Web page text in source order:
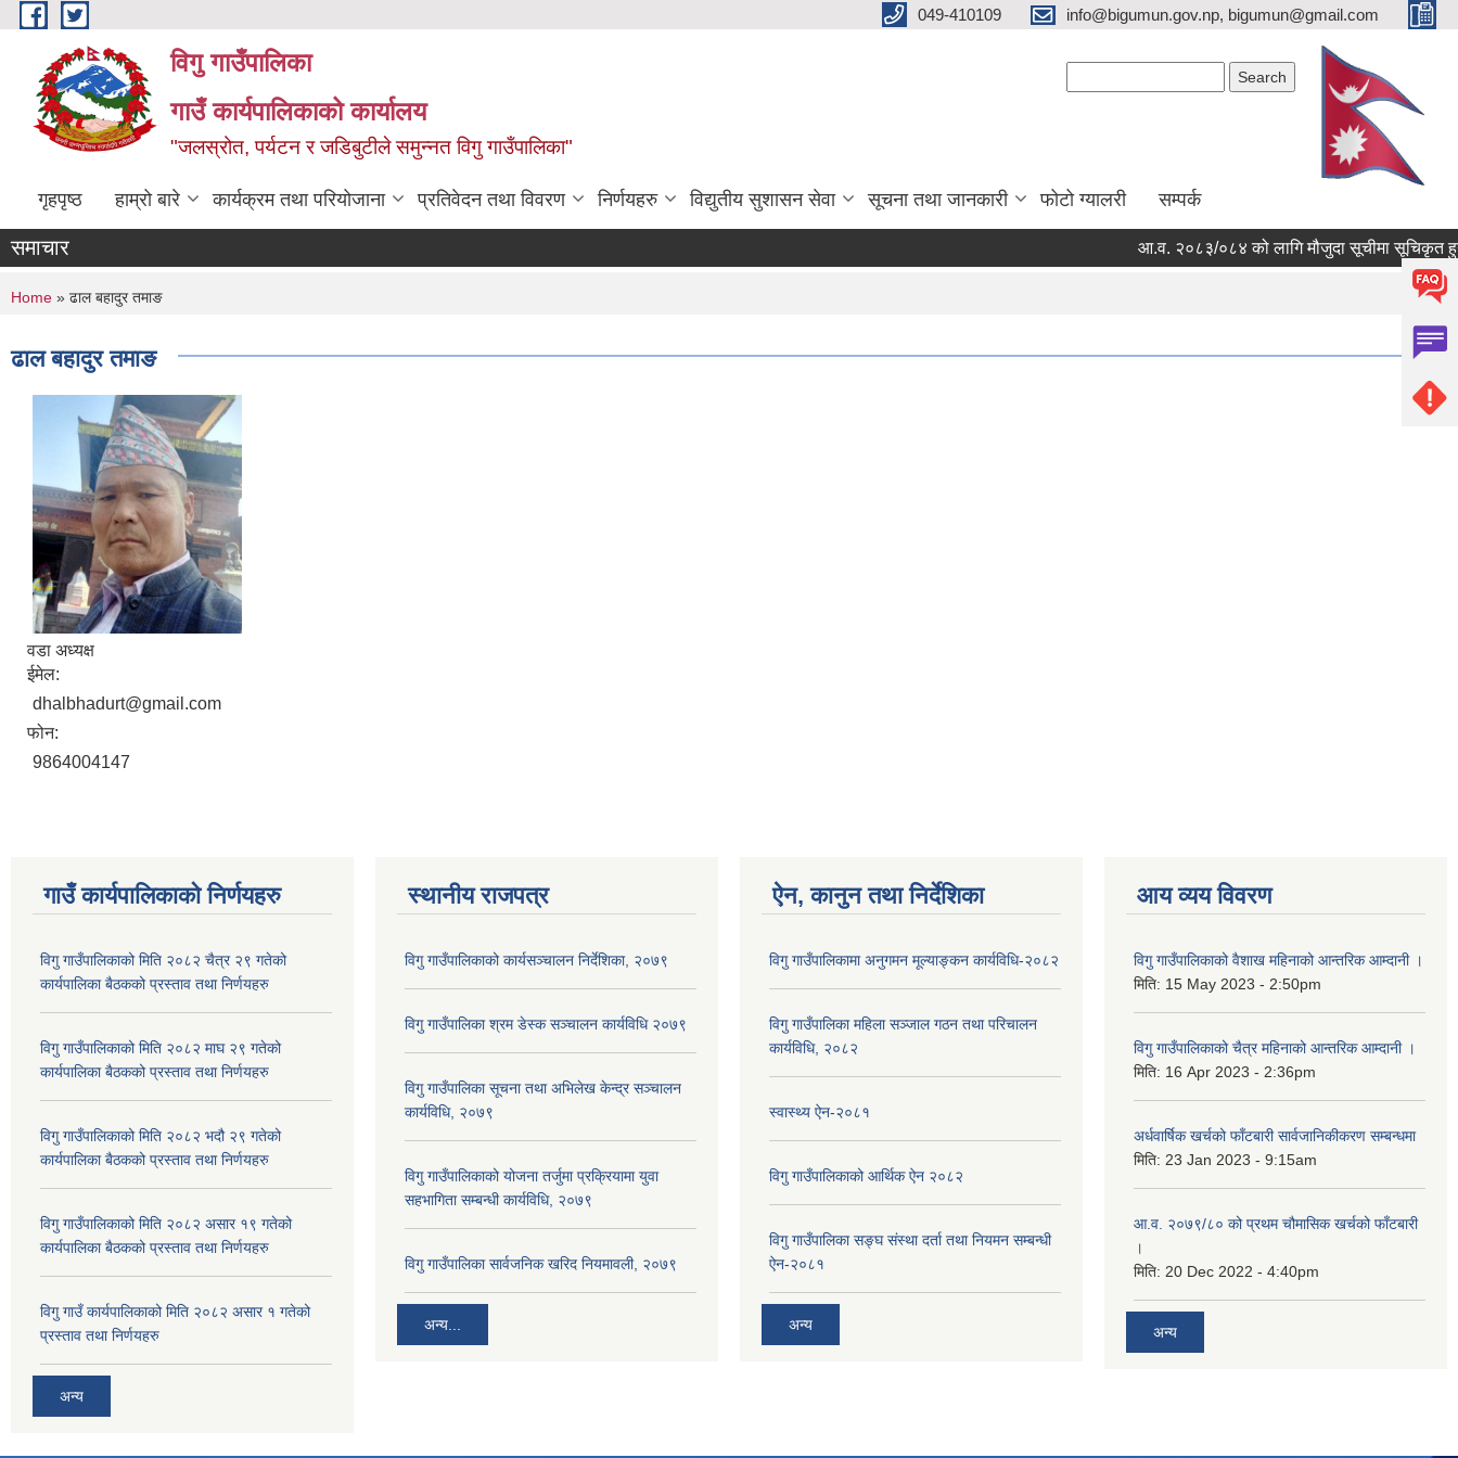
Skip to main content 049-410109 info@bigumun.gov.np, bigumun@gmail.com
विगु गाउँपालिका
गाउँ कार्यपालिकाको कार्यालय
"जलस्रोत, पर्यटन र जडिबुटीले समुन्नत विगु गाउँपालिका"
गृहपृष्ठ हाम्रो बारे कार्यक्रम तथा परियोजाना प्रतिवेदन तथा विवरण निर्णयहरु विद्युतीय सुशासन सेवा सूचना तथा जानकारी फोटो ग्यालरी सम्पर्क
समाचार आ.व. २०८३/०८४ को लागि मौजुदा सूचीमा सूचिकृत हुने
You are here
Home » ढाल बहादुर तमाङ
ढाल बहादुर तमाङ
वडा अध्यक्ष
ईमेल:
dhalbhadurt@gmail.com
फोन:
9864004147
गाउँ कार्यपालिकाकाे निर्णयहरु
विगु गाउँपालिकाको मिति २०८२ चैत्र २९ गतेको
कार्यपालिका बैठकको प्रस्ताव तथा निर्णयहरु
विगु गाउँपालिकाको मिति २०८२ माघ २९ गतेको
कार्यपालिका बैठकको प्रस्ताव तथा निर्णयहरु
विगु गाउँपालिकाको मिति २०८२ भदौ २९ गतेको
कार्यपालिका बैठकको प्रस्ताव तथा निर्णयहरु
विगु गाउँपालिकाको मिति २०८२ असार १९ गतेको
कार्यपालिका बैठकको प्रस्ताव तथा निर्णयहरु
विगु गाउँ कार्यपालिकाको मिति २०८२ असार १ गतेको
प्रस्ताव तथा निर्णयहरु
अन्य
स्थानीय राजपत्र
विगु गाउँपालिकाको कार्यसञ्‍चालन निर्देशिका, २०७९
विगु गाउँपालिका श्रम डेस्क सञ्चालन कार्यविधि २०७९
विगु गाउँपालिका सूचना तथा अभिलेख केन्द्र सञ्चालन
कार्यविधि, २०७९
विगु गाउँपालिकाको योजना तर्जुमा प्रक्रियामा युवा
सहभागिता सम्बन्धी कार्यविधि, २०७९
विगु गाउँपालिका सार्वजनिक खरिद नियमावली, २०७९
अन्य...
ऐन, कानुन तथा निर्देशिका
विगु गाउँपालिकामा अनुगमन मूल्याङ्कन कार्यविधि-२०८२
विगु गाउँपालिका महिला सञ्जाल गठन तथा परिचालन
कार्यविधि, २०८२
स्वास्थ्य ऐन-२०८१
विगु गाउँपालिकाको आर्थिक ऐन २०८२
विगु गाउँपालिका सङ्घ संस्था दर्ता तथा नियमन सम्बन्धी
ऐन-२०८१
अन्य
आय व्यय विवरण
विगु गाउँपालिकाको वैशाख महिनाको आन्तरिक आम्दानी ।
मिति: 15 May 2023 - 2:50pm
विगु गाउँपालिकाको चैत्र महिनाको आन्तरिक आम्दानी ।
मिति: 16 Apr 2023 - 2:36pm
अर्धवार्षिक खर्चको फाँटबारी सार्वजानिकीकरण सम्बन्धमा
मिति: 23 Jan 2023 - 9:15am
आ.व. २०७९/८० को प्रथम चौमासिक खर्चको फाँटबारी
।
मिति: 20 Dec 2022 - 4:40pm
अन्य